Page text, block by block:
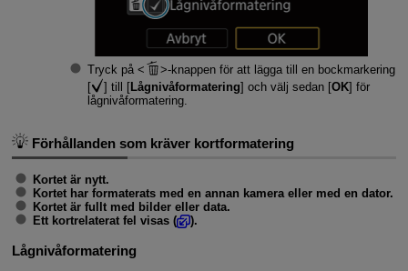
Tryck på
-knappen för att lägga till en bockmarkering
[
] till [Lågnivåformatering] och välj sedan [OK] för
lågnivåformatering.
Förhållanden som kräver kortformatering
Kortet är nytt.
Kortet har formaterats med en annan kamera eller med en dator.
Kortet är fullt med bilder eller data.
Ett kortrelaterat fel visas (
).
Lågnivåformatering